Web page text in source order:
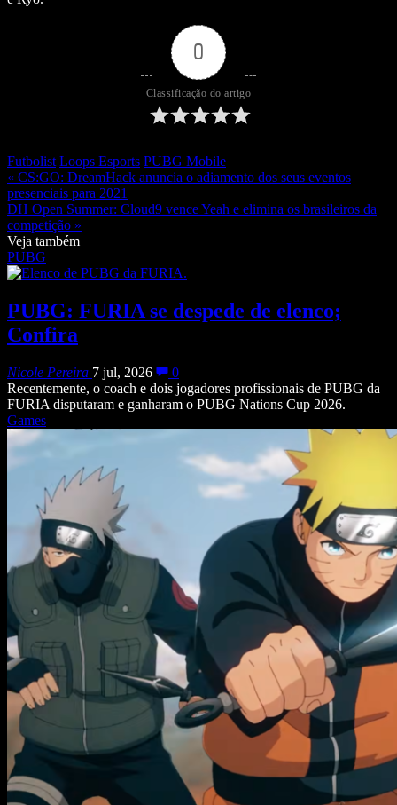
0
Classificação do artigo
Futbolist Loops Esports PUBG Mobile
« CS:GO: DreamHack anuncia o adiamento dos seus eventos
presenciais para 2021
DH Open Summer: Cloud9 vence Yeah e elimina os brasileiros da
competição »
Veja também
PUBG
PUBG: FURIA se despede de elenco;
Confira
Nicole Pereira 7 jul, 2026
0
Recentemente, o coach e dois jogadores profissionais de PUBG da
FURIA disputaram e ganharam o PUBG Nations Cup 2026.
Games